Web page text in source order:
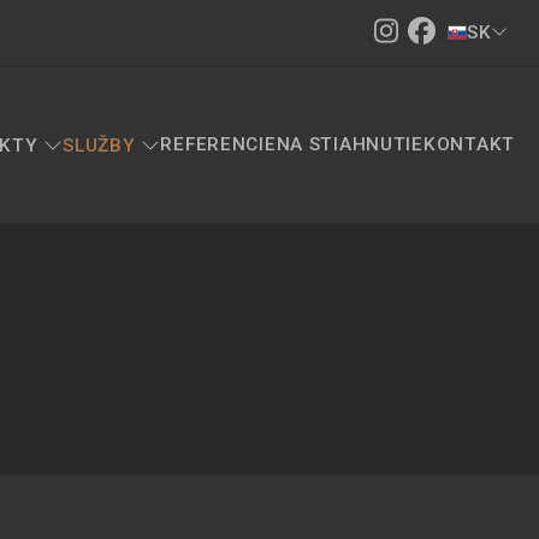
SK
SLUŽBY REFERENCIENA STIAHNUTIEKONTAKT